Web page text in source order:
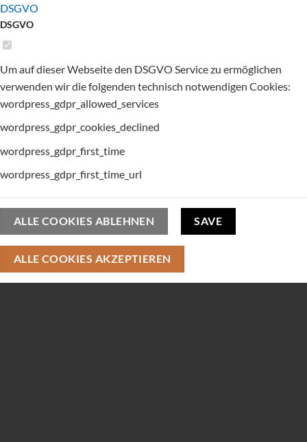
DSGVO
DSGVO
Um auf dieser Webseite den DSGVO Service zu ermöglichen
verwenden wir die folgenden technisch notwendigen Cookies:
wordpress_gdpr_allowed_services
wordpress_gdpr_cookies_declined
wordpress_gdpr_first_time
wordpress_gdpr_first_time_url
ALLE COOKIES ABLEHNEN SAVE
ALLE COOKIES AKZEPTIEREN